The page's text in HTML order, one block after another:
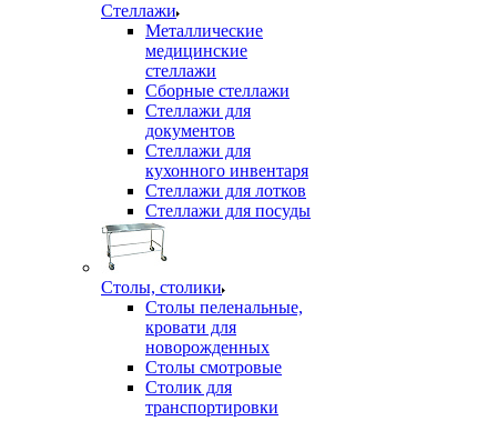
Стеллажи
Металлические
медицинские
стеллажи
Сборные стеллажи
Стеллажи для
документов
Стеллажи для
кухонного инвентаря
Стеллажи для лотков
Стеллажи для посуды
Столы, столики
Столы пеленальные,
кровати для
новорожденных
Столы смотровые
Столик для
транспортировки